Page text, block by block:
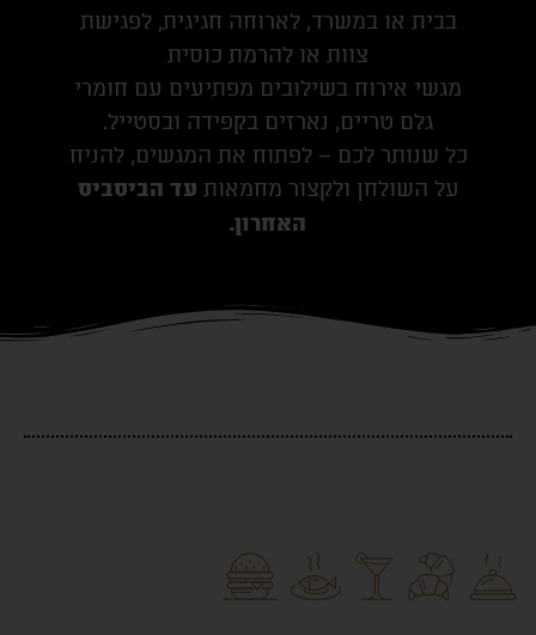
בבית או במשרד, לארוחה חגיגית, לפגישת
צוות או להרמת כוסית
מגשי אירוח בשילובים מפתיעים עם חומרי
גלם טריים, נארזים בקפידה ובסטייל.
כל שנותר לכם – לפתוח את המגשים, להניח
על השולחן ולקצור מחמאותעד הביסביס
האחרון.